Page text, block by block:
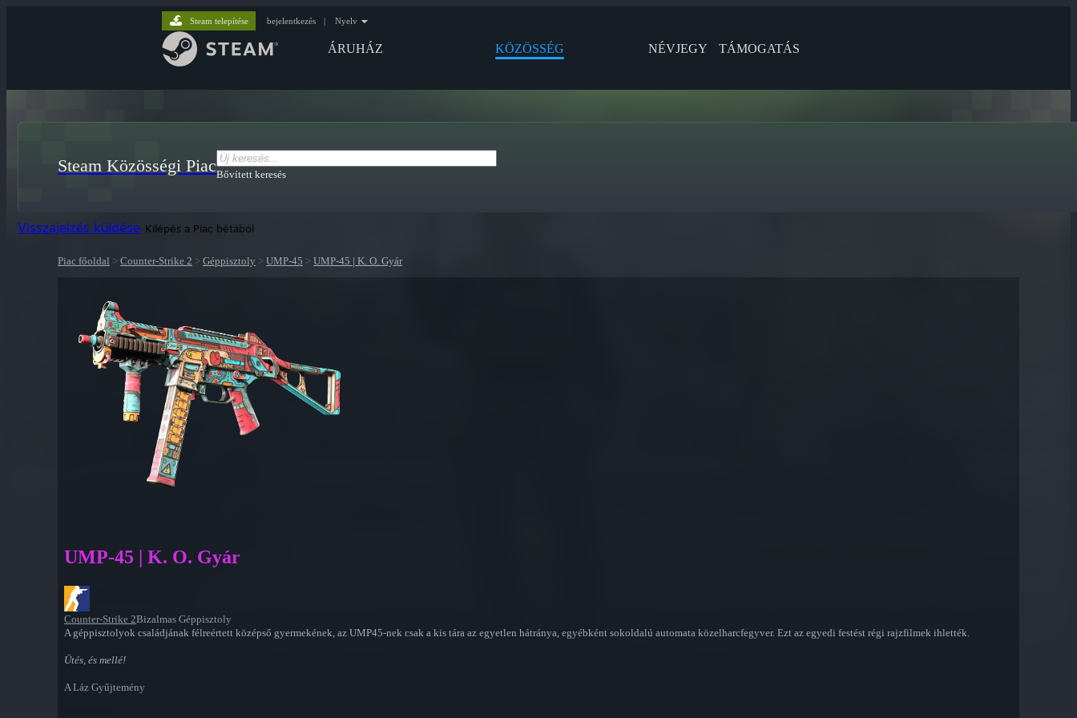
ÁRUHÁZ KÖZÖSSÉG NÉVJEGY TÁMOGATÁS
Steam telepítése bejelentkezés | Nyelv
Steam Közösségi PiacBővített keresés
Visszajelzés küldése Kilépés a Piac bétából
Piac főoldal > Counter-Strike 2 > Géppisztoly > UMP-45 > UMP-45 | K. O. Gyár
UMP-45 | K. O. Gyár
Counter-Strike 2Bizalmas Géppisztoly
A géppisztolyok családjának félreértett középső gyermekének, az UMP45-nek csak a kis tára az egyetlen hátránya, egyébként sokoldalú automata közelharcfegyver. Ezt az egyedi festést régi rajzfilmek ihlették.
Ütés, és mellé!
A Láz Gyűjtemény